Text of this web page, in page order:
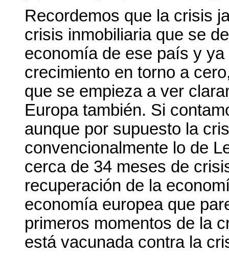
Recordemos que la crisis
crisis inmobiliaria que se
economía de ese país y
crecimiento en torno a
que se empieza a ver
Europa también. Si
aunque por supuesto la
convencionalmente lo de
cerca de 34 meses de
recuperación de la
economía europea que
primeros momentos de la
está vacunada contra la